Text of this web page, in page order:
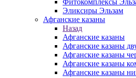
Фитокомплексы
Эликсиры Эльзам
Афганские казаны
Назад
Афганские казаны
Афганские казаны
Афганские казаны
Афганские казаны
Афганские казаны